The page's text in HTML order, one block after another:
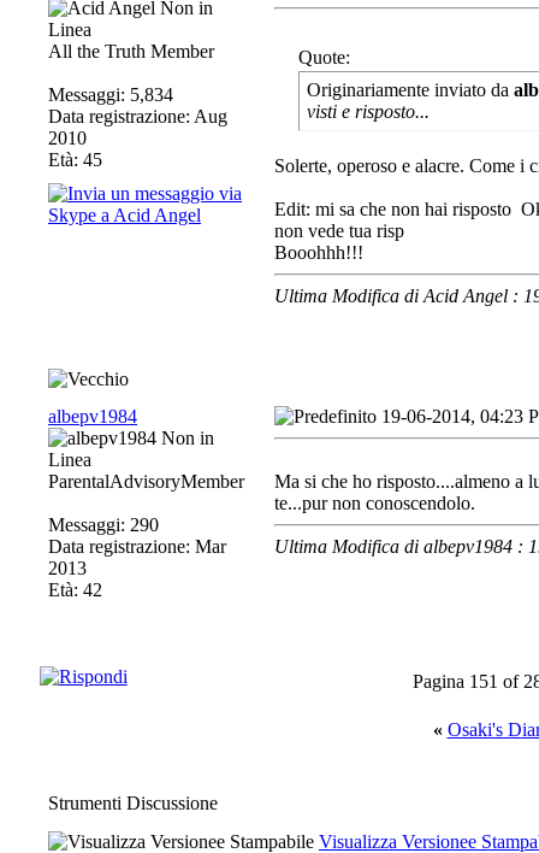
All the Truth Member
Messaggi: 5,834
Data registrazione: Aug
2010
Età: 45
Quote:
Originariamente inviato da
visti e risposto...
Solerte, operoso e alacre. Come i
Edit: mi sa che non hai risposto
non vede tua risp
Booohhh!!!
Ultima Modifica di Acid Angel :
albepv1984
ParentalAdvisoryMember
Messaggi: 290
Data registrazione: Mar
2013
Età: 42
19-06-2014, 04:23
Ma si che ho risposto....almeno a
te...pur non conoscendolo.
Ultima Modifica di albepv1984 :
Pagina 151 of
« Osaki's
Strumenti Discussione
Visualizza Versionee